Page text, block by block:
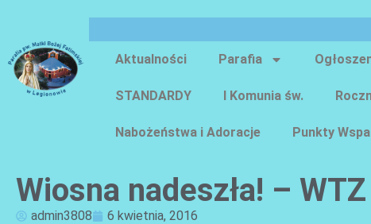
Aktualności
Parafia
STANDARDY I Komunia św.
Nabożeństwa i Adoracje Punkty
Wiosna nadeszła! –
admin3808
6 kwietnia, 2016